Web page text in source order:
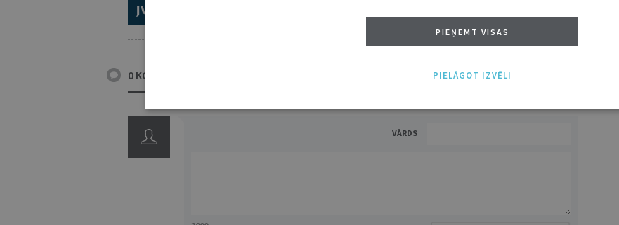
0 KOMENTĀRI
VĀRDS
PIEŅEMT VISAS
PIELĀGOT IZVĒLI